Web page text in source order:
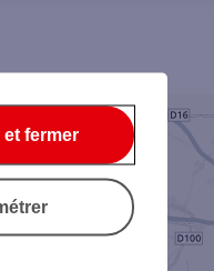
Rechercher
fermer